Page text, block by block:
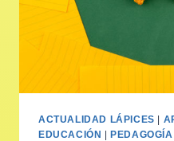
ACTUALIDAD LÁPICES |
EDUCACIÓN |PEDAGOGÍA